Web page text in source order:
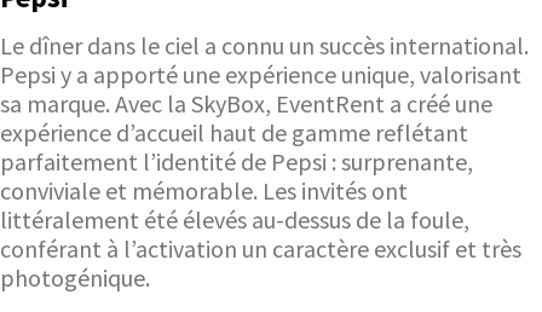
Le dîner dans le ciel a connu un succès international.
Pepsi y a apporté une expérience unique, valorisant
sa marque. Avec la SkyBox, EventRent a créé une
expérience d’accueil haut de gamme reflétant
parfaitement l’identité de Pepsi : surprenante,
conviviale et mémorable. Les invités ont
littéralement été élevés au-dessus de la foule,
conférant à l’activation un caractère exclusif et très
photogénique.